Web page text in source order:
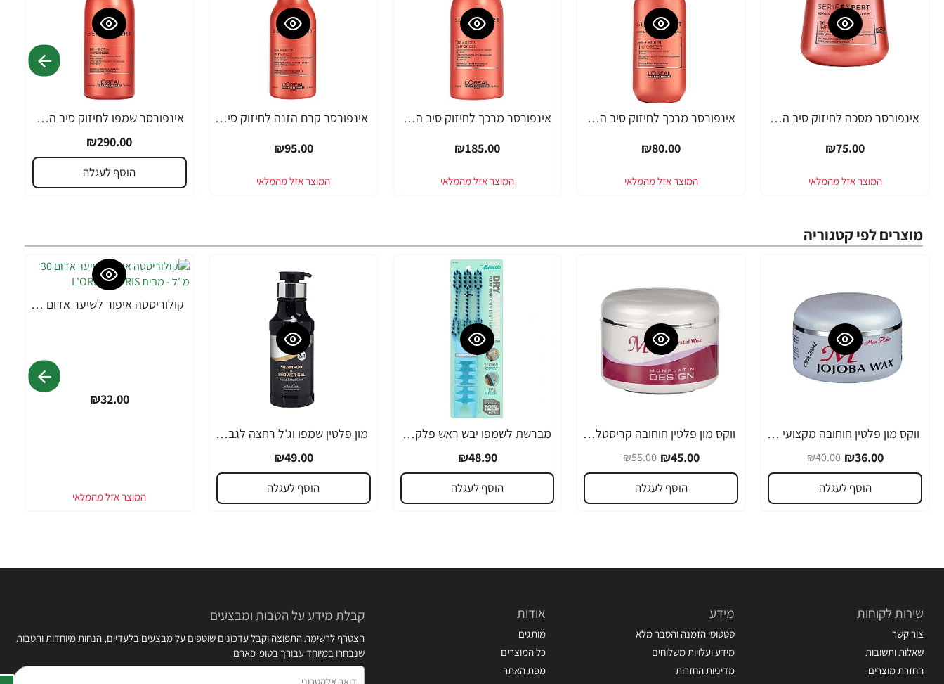
אינפורסר מסכה לחיזוק סיב השערה SERIE EXPERT ביוטין 250 מ"ל - מבית לוריאל פרופסיונל
₪75.00
אינפורסר מרכך לחיזוק סיב השערה SERIE EXPERT ביוטין 200 מ"ל - מבית לוריאל פרופסיונל
₪80.00
אינפורסר מרכך לחיזוק סיב השערה SERIE EXPERT ביוטין 750 מ"ל - מבית לוריאל פרופסיונל
₪185.00
אינפורסר קרם הזנה לחיזוק סיב השערה SERIE EXPERT ביוטין 150 מ"ל - מבית לוריאל פרופסיונל
₪95.00
אינפורסר שמפו לחיזוק סיב השערה SERIE EXPERT ביוטין 1500 מ"ל - מבית לוריאל פרופסיונל
₪290.00
הוסף לעגלה
מוצרים לפי קטגוריה
-10%
ווקס מון פלטין חוחובה מקצועי לשיער 150 מ"ל - מבית MON PLATIN PROFESSIONAL
₪36.00
₪40.00
הוסף לעגלה
-18%
ווקס מון פלטין חוחובה קריסטל מקצועי לשיער 250 מ"ל - מבית MON PLATIN PROFESSIONAL
₪45.00
₪55.00
הוסף לעגלה
מברשת לשמפו יבש ראש פלקס - מבית Conair
₪48.90
הוסף לעגלה
מון פלטין שמפו וג'ל רחצה לגבר 400 מ"ל - מבית MON PLATIN PROFESSIONAL
₪49.00
הוסף לעגלה
קולוריסטה איפור לשיער אדום 30 מ"ל - מבית L'OREAL PARIS
₪32.00
שירות לקוחות
צור קשר
שאלות ותשובות
החזרת מוצרים
מידע
סטטוסי הזמנה והסבר מלא
מידע ועלויות משלוחים
מדיניות החזרות
אודות
מותגים
כל המוצרים
מפת האתר
קבלת מידע על הטבות ומבצעים
הצטרף לרשימת התפוצה וקבל עדכונים שוטפים על מבצעים בלעדיים, הנחות מיוחדות והטבות
שנבחרו במיוחד עבורך בטופ-פארם